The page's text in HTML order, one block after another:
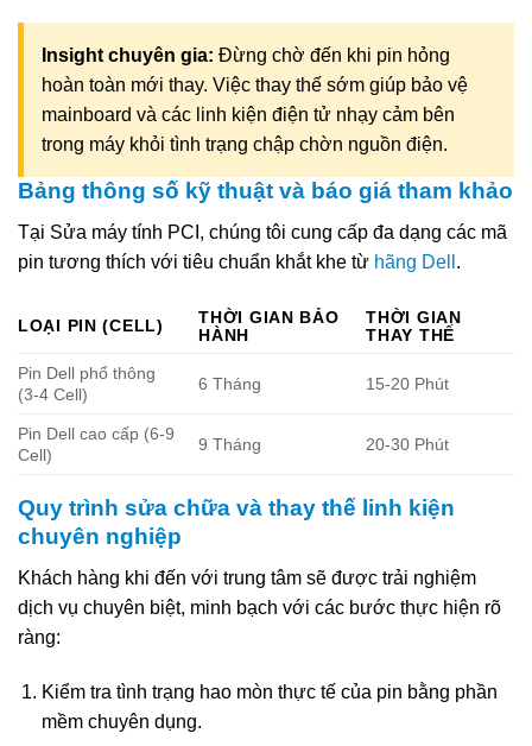
Insight chuyên gia: Đừng chờ đến khi pin hỏng
hoàn toàn mới thay. Việc thay thế sớm giúp bảo vệ
mainboard và các linh kiện điện tử nhạy cảm bên
trong máy khỏi tình trạng chập chờn nguồn điện.
Bảng thông số kỹ thuật và báo giá tham khảo
Tại Sửa máy tính PCI, chúng tôi cung cấp đa dạng các mã
pin tương thích với tiêu chuẩn khắt khe từ hãng Dell .
LOẠI PIN (CELL)
THỜI GIAN BẢO
HÀNH
THỜI GIAN
THAY THẾ
Pin Dell phổ thông
(3-4 Cell)
6 Tháng 15-20 Phút
Pin Dell cao cấp (6-9
Cell)
9 Tháng 20-30 Phút
Quy trình sửa chữa và thay thế linh kiện
chuyên nghiệp
Khách hàng khi đến với trung tâm sẽ được trải nghiệm
dịch vụ chuyên biệt, minh bạch với các bước thực hiện rõ
ràng:
Kiểm tra tình trạng hao mòn thực tế của pin bằng phần
mềm chuyên dụng.